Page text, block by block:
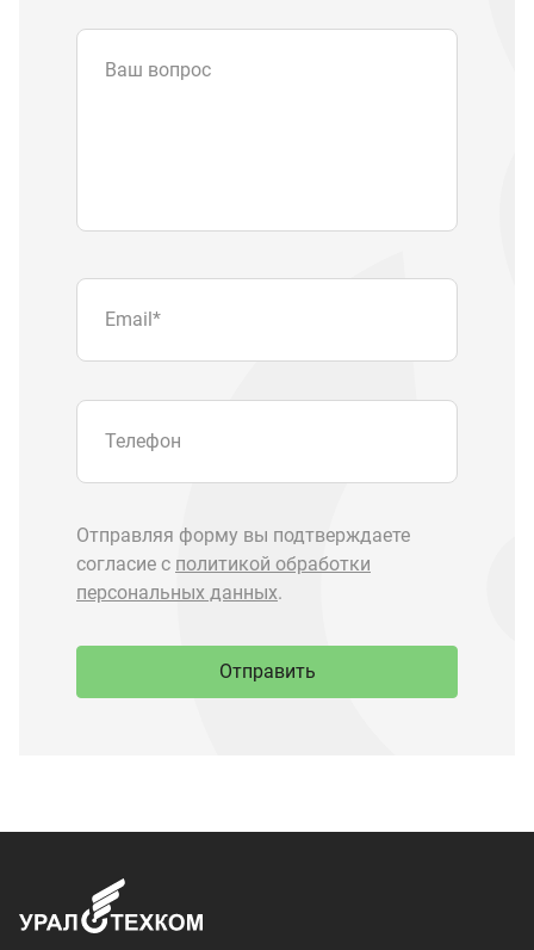
Ваш вопрос
Запчасти Урал
Запчасти Камаз
Спецпредложения
Доставка и оплата